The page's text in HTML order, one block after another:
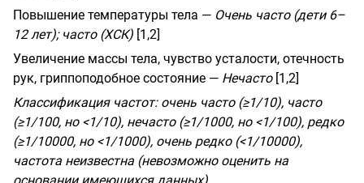
Повышение температуры тела — Очень часто (дети 6–
12 лет); часто (ХСК) [1,2]
Увеличение массы тела, чувство усталости, отечность
рук, гриппоподобное состояние — Нечасто[1,2]
Классификация частот: очень часто (≥1/10), часто
(≥1/100, но <1/10), нечасто (≥1/1000, но <1/100), редко
(≥1/10000, но <1/1000), очень редко (<1/10000),
частота неизвестна (невозможно оценить на